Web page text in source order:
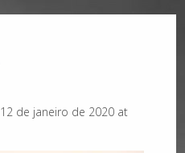
12 de janeiro de 2020 at